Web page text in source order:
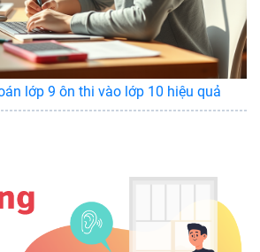
lớp 9 ôn thi vào lớp 10 hiệu quả